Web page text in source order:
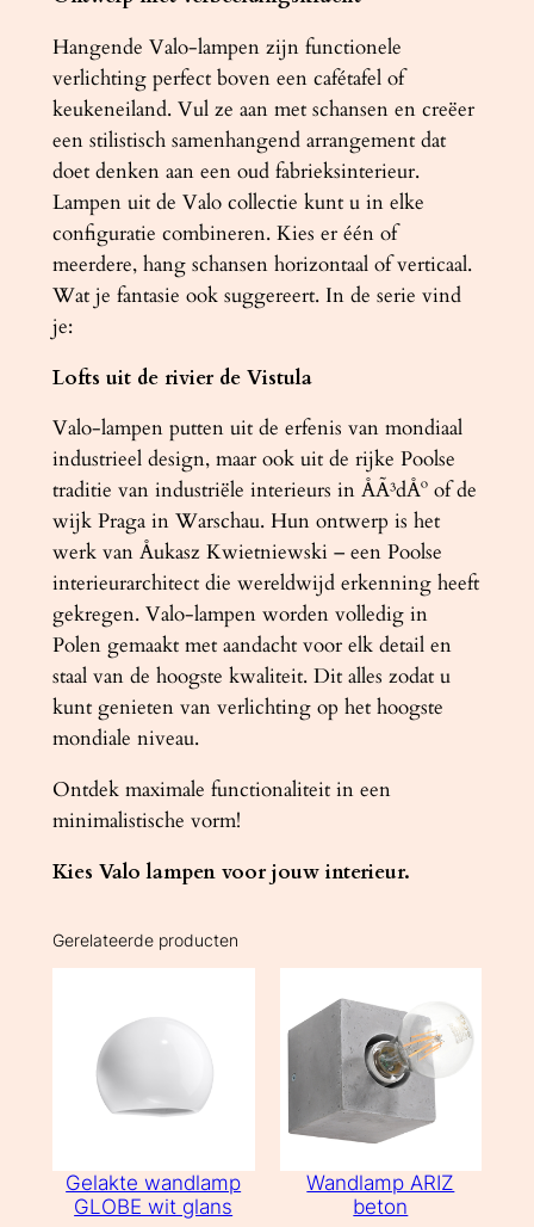
Hangende Valo-lampen zijn functionele
verlichting perfect boven een cafétafel of
keukeneiland. Vul ze aan met schansen en creëer
een stilistisch samenhangend arrangement dat
doet denken aan een oud fabrieksinterieur.
Lampen uit de Valo collectie kunt u in elke
configuratie combineren. Kies er één of
meerdere, hang schansen horizontaal of verticaal.
Wat je fantasie ook suggereert. In de serie vind
je:
Lofts uit de rivier de Vistula
Valo-lampen putten uit de erfenis van mondiaal
industrieel design, maar ook uit de rijke Poolse
traditie van industriële interieurs in ÅÃ³dÅº of de
wijk Praga in Warschau. Hun ontwerp is het
werk van Åukasz Kwietniewski – een Poolse
interieurarchitect die wereldwijd erkenning heeft
gekregen. Valo-lampen worden volledig in
Polen gemaakt met aandacht voor elk detail en
staal van de hoogste kwaliteit. Dit alles zodat u
kunt genieten van verlichting op het hoogste
mondiale niveau.
Ontdek maximale functionaliteit in een
minimalistische vorm!
Kies Valo lampen voor jouw interieur.
Gerelateerde producten
Gelakte wandlamp
GLOBE wit glans
Wandlamp ARIZ
beton